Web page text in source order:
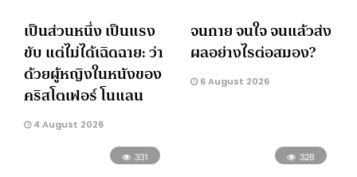
เป็นส่วนหนึ่ง เป็นแรง
ขับ แต่ไม่ได้เฉิดฉาย: ว่า
ด้วยผู้หญิงในหนังของ
คริสโตเฟอร์ โนแลน
4 August 2026
จนกาย จนใจ จนแล้วส่ง
ผลอย่างไรต่อสมอง?
6 August 2026
331 328